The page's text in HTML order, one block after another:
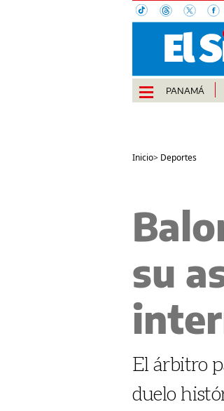
PANAMÁ
Inicio> Deportes
su
El árbitro
duelo